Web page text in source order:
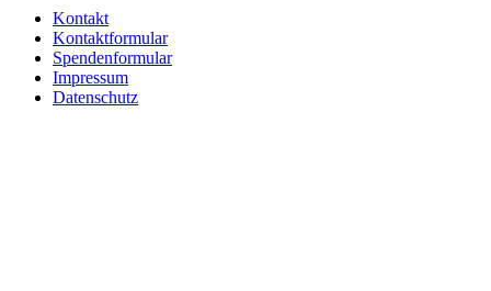
Kontakt
Kontaktformular
Spendenformular
Impressum
Datenschutz